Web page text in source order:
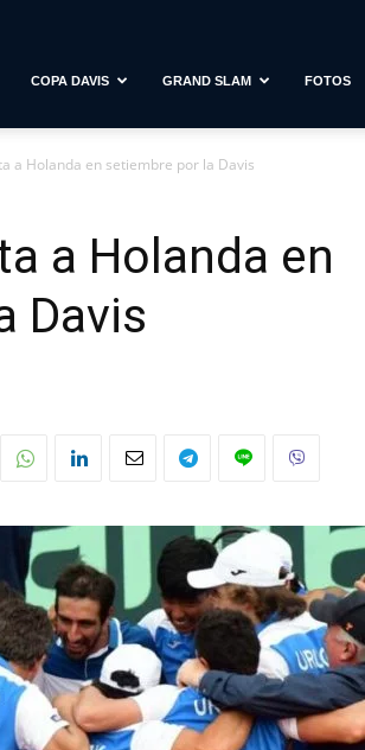
COPA DAVIS GRAND SLAM FOTOS
a Holanda en setiembre por la Davis
a Holanda en
Davis